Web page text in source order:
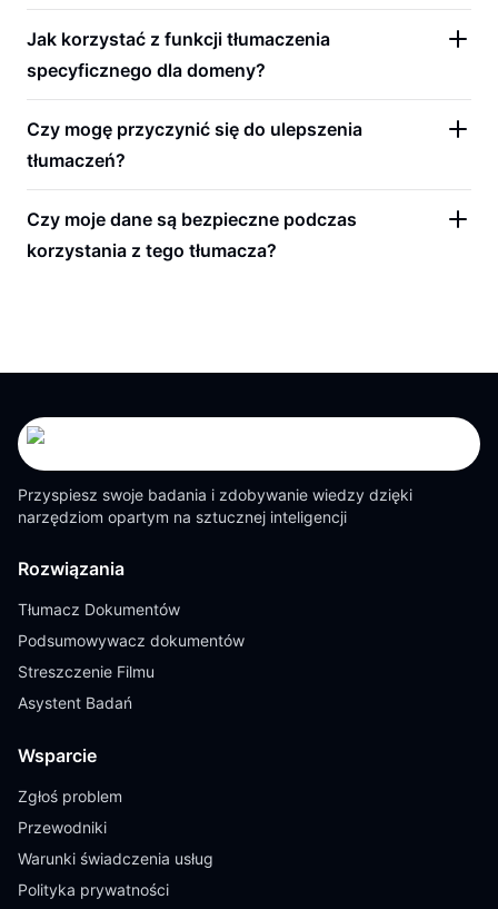
Jak korzystać z funkcji tłumaczenia
specyficznego dla domeny?
Czy mogę przyczynić się do ulepszenia
tłumaczeń?
Czy moje dane są bezpieczne podczas
korzystania z tego tłumacza?
Przyspiesz swoje badania i zdobywanie wiedzy dzięki
narzędziom opartym na sztucznej inteligencji
Rozwiązania
Tłumacz Dokumentów
Podsumowywacz dokumentów
Streszczenie Filmu
Asystent Badań
Wsparcie
Zgłoś problem
Przewodniki
Warunki świadczenia usług
Polityka prywatności